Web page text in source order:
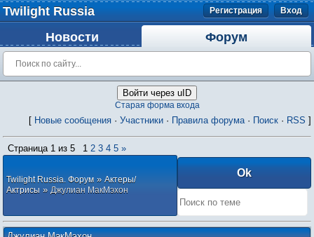
Twilight Russia Регистрация Вход
Новости Форум
Войти через uID
Старая форма входа
[ Новые сообщения · Участники · Правила форума· Поиск · RSS ]
Страница 1 из 5 1 2 3 4 5 »
Twilight Russia. Форум » Актеры/
Актрисы » Джулиан МакМэхон